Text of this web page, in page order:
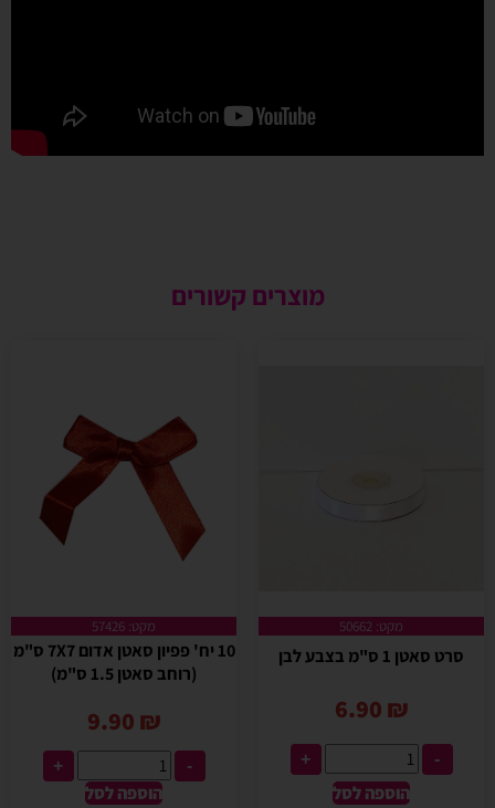
מוצרים קשורים
מקט: 50662
סרט סאטן 1 ס"מ בצבע לבן
6.90 ₪
-
+
הוספה לסל
מקט: 57426
10 יח' פפיון סאטן אדום 7X7 ס"מ
(רוחב סאטן 1.5 ס"מ)
9.90 ₪
-
+
הוספה לסל